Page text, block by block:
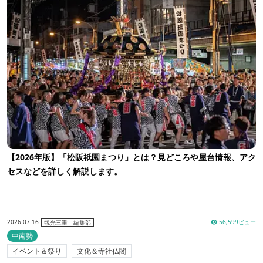
【2026年版】「松阪祇園まつり」とは？見どころや屋台情報、アク
セスなどを詳しく解説します。
2026.07.16 観光三重 編集部 56,599ビュー
中南勢
イベント＆祭り
文化＆寺社仏閣